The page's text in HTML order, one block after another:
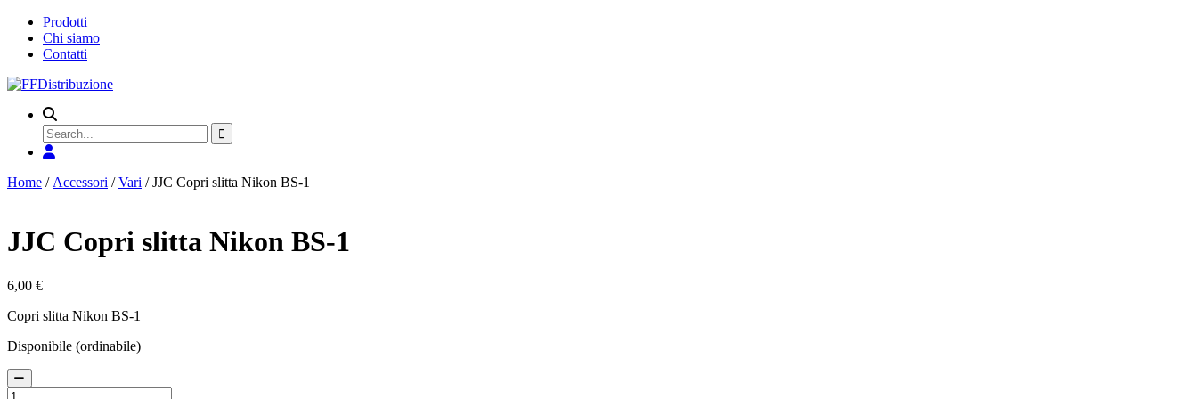
Prodotti
Chi siamo
Contatti
Search
for
Home / Accessori /Vari / JJC Copri slitta Nikon BS-1
JJC Copri slitta Nikon BS-1
6,00 €
Copri slitta Nikon BS-1
Disponibile (ordinabile)
JJC